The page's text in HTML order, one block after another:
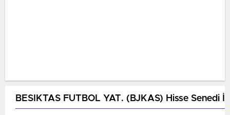
BESIKTAS FUTBOL YAT. (BJKAS) Hisse Senedi